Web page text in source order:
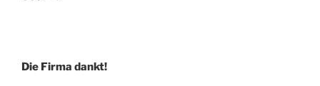
Die Firma dankt!